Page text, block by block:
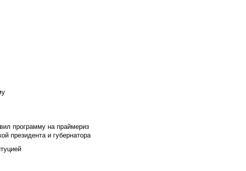
программу на праймериз
президента и губернатора